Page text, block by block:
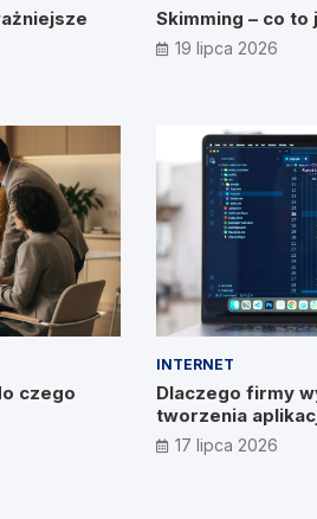
Skimming – co to
19 lipca 2026
czego
INTERNET
Dlaczego firmy
tworzenia
17 lipca 2026